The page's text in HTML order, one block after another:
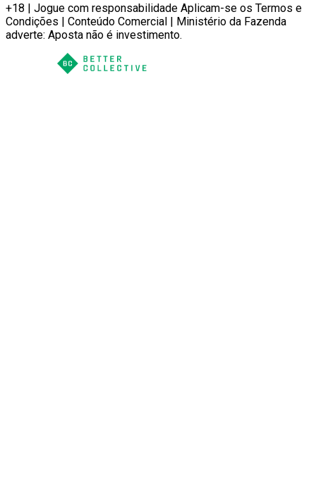
+18 | Jogue com responsabilidade Aplicam-se os Termos e
Condições | Conteúdo Comercial | Ministério da Fazenda
adverte: Aposta não é investimento.